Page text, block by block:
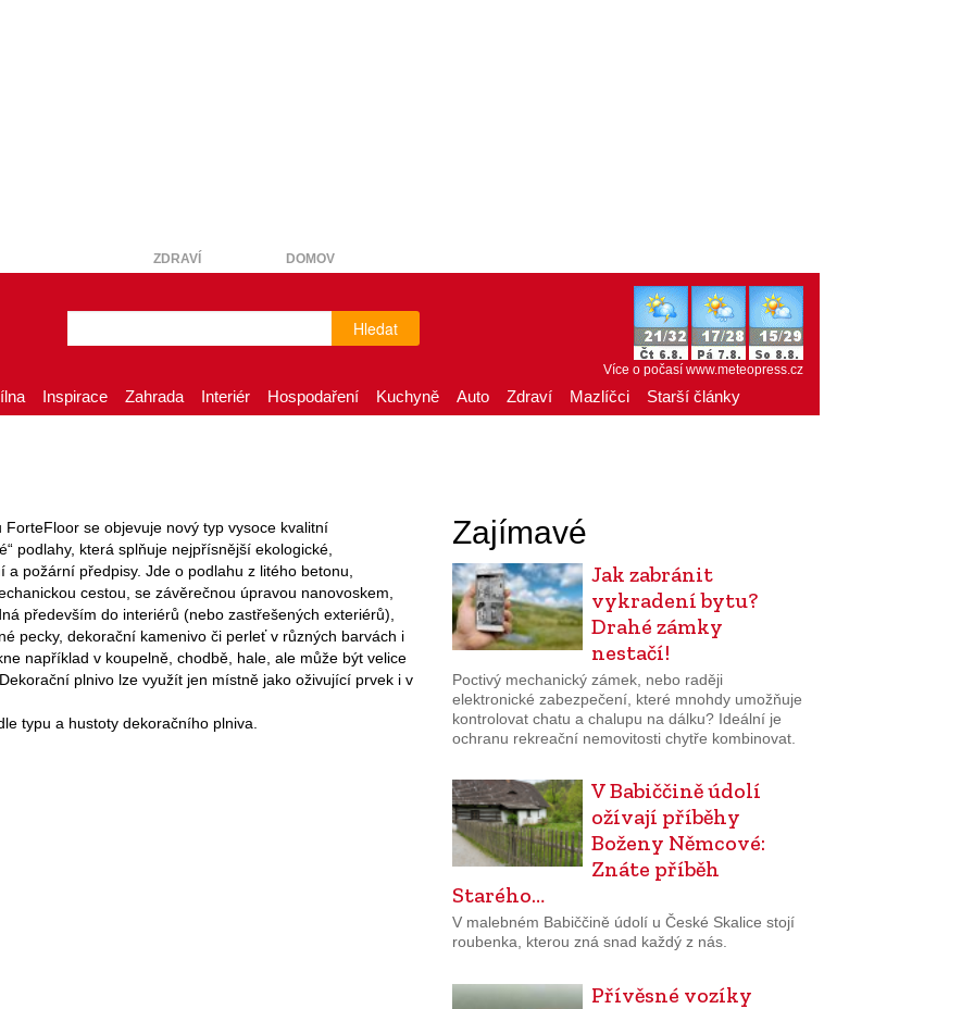
ZDRAVÍ DOMOV
Hledat
Více o počasí www.meteopress.cz
Inspirace Zahrada Interiér Hospodaření Kuchyně Auto Zdraví Mazlíčci Starší články
ForteFloor se objevuje nový typ vysoce kvalitní
podlahy, která splňuje nejpřísnější ekologické,
a požární předpisy. Jde o podlahu z litého betonu,
cestou, se závěrečnou úpravou nanovoskem,
především do interiérů (nebo zastřešených exteriérů),
pecky, dekorační kamenivo či perleť v různých barvách i
například v koupelně, chodbě, hale, ale může být velice
plnivo lze využít jen místně jako oživující prvek i v
typu a hustoty dekoračního plniva.
Zajímavé
Jak zabránit
vykradení bytu?
Drahé zámky
nestačí!
Poctivý mechanický zámek, nebo raději
elektronické zabezpečení, které mnohdy umožňuje
kontrolovat chatu a chalupu na dálku? Ideální je
ochranu rekreační nemovitosti chytře kombinovat.
V Babiččině údolí
ožívají příběhy
Boženy Němcové:
Znáte příběh
Starého…
V malebném Babiččině údolí u České Skalice stojí
roubenka, kterou zná snad každý z nás.
Přívěsné vozíky